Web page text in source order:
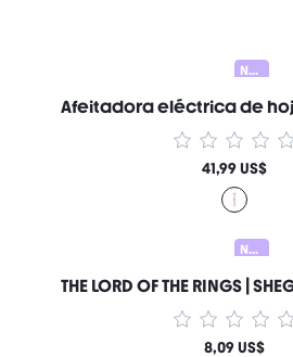
Nuevo
41,99 US$
Nuevo
8,09 US$